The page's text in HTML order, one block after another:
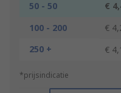
50 - 50 €
100 - 200
€
250 +
€
*prijsindicatie